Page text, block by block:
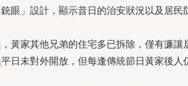
眼」設計，顯示昔日的治安狀況以及居
黃家其他兄弟的住宅多已拆除，僅有濂
日未對外開放，但每逢傳統節日黃家後人